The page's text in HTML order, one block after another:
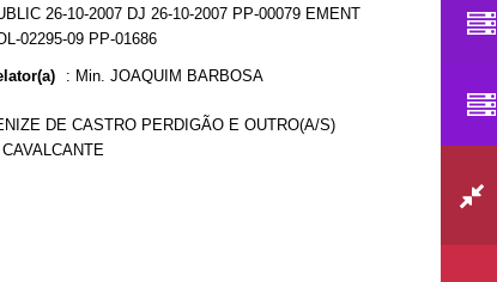
26-10-2007 DJ 26-10-2007 PP-00079 EMENT
02295-09 PP-01686
: Min. JOAQUIM BARBOSA
DE CASTRO PERDIGÃO E OUTRO(A/S)